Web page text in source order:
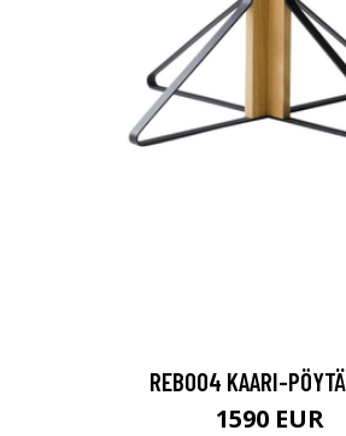
REB004 KAARI-
1590 EUR